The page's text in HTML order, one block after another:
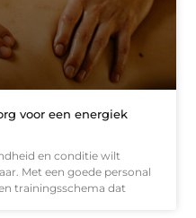
voor een energiek
en conditie wilt
Met een goede personal
trainingsschema dat